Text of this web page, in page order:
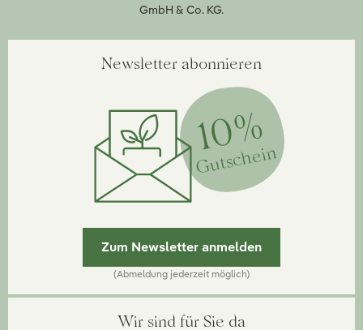
GmbH & Co. KG.
Newsletter abonnieren
10%
Gutschein
Zum Newsletter anmelden
(Abmeldung jederzeit möglich)
Wir sind für Sie da